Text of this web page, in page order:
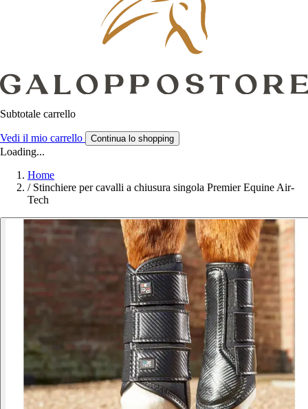
Subtotale carrello
Vedi il mio carrello Continua lo shopping
Loading...
Home
/ Stinchiere per cavalli a chiusura singola Premier Equine Air-
Tech